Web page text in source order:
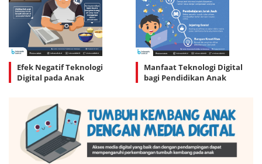
Efek Negatif Teknologi
Digital pada Anak
Manfaat Teknologi Digital
bagi Pendidikan Anak